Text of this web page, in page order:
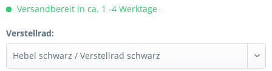
Versandbereit in ca. 1 -4 Werktage
Verstellrad: